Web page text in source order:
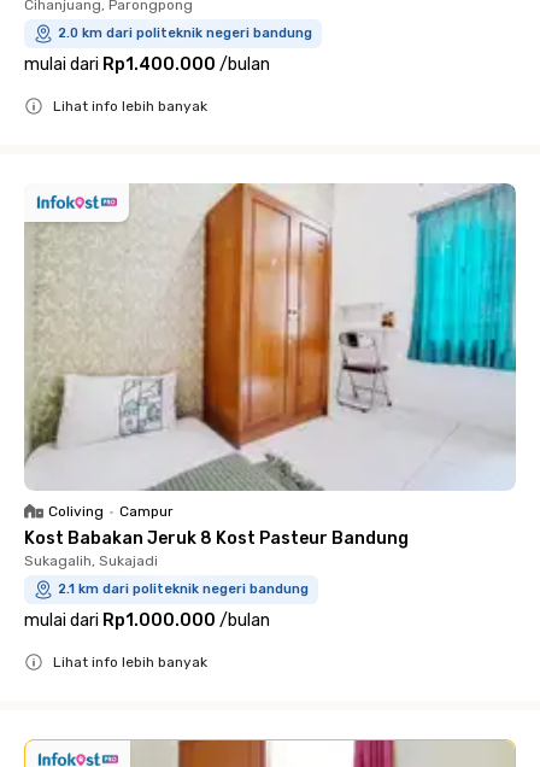
Cihanjuang, Parongpong
2.0 km dari politeknik negeri bandung
mulai dari Rp1.400.000 /bulan
Lihat info lebih banyak
Coliving • Campur
Kost Babakan Jeruk 8 Kost Pasteur Bandung
Sukagalih, Sukajadi
2.1 km dari politeknik negeri bandung
mulai dari Rp1.000.000 /bulan
Lihat info lebih banyak